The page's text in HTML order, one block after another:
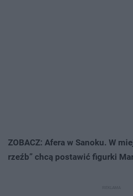
ZOBACZ: Afera w Sanoku. W
rzeźb” chcą postawić figurki